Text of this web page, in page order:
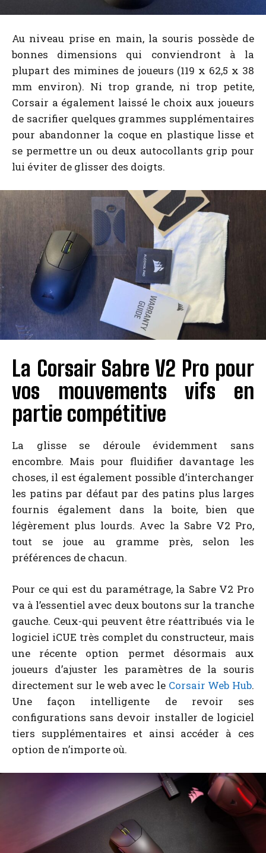
Au niveau prise en main, la souris possède de
bonnes dimensions qui conviendront à la
plupart des mimines de joueurs (119 x 62,5 x 38
mm environ). Ni trop grande, ni trop petite,
Corsair a également laissé le choix aux joueurs
de sacrifier quelques grammes supplémentaires
pour abandonner la coque en plastique lisse et
se permettre un ou deux autocollants grip pour
lui éviter de glisser des doigts.
La Corsair Sabre V2 Pro pour
vos mouvements vifs en
partie compétitive
La glisse se déroule évidemment sans
encombre. Mais pour fluidifier davantage les
choses, il est également possible d’interchanger
les patins par défaut par des patins plus larges
fournis également dans la boite, bien que
légèrement plus lourds. Avec la Sabre V2 Pro,
tout se joue au gramme près, selon les
préférences de chacun.
Pour ce qui est du paramétrage, la Sabre V2 Pro
va à l’essentiel avec deux boutons sur la tranche
gauche. Ceux-qui peuvent être réattribués via le
logiciel iCUE très complet du constructeur, mais
une récente option permet désormais aux
joueurs d’ajuster les paramètres de la souris
directement sur le web avec le Corsair Web Hub.
Une façon intelligente de revoir ses
configurations sans devoir installer de logiciel
tiers supplémentaires et ainsi accéder à ces
option de n’importe où.